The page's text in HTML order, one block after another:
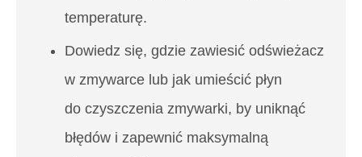
temperaturę.
Dowiedz się, gdzie zawiesić odświeżacz
w zmywarce lub jak umieścić płyn
do czyszczenia zmywarki, by uniknąć
błędów i zapewnić maksymalną